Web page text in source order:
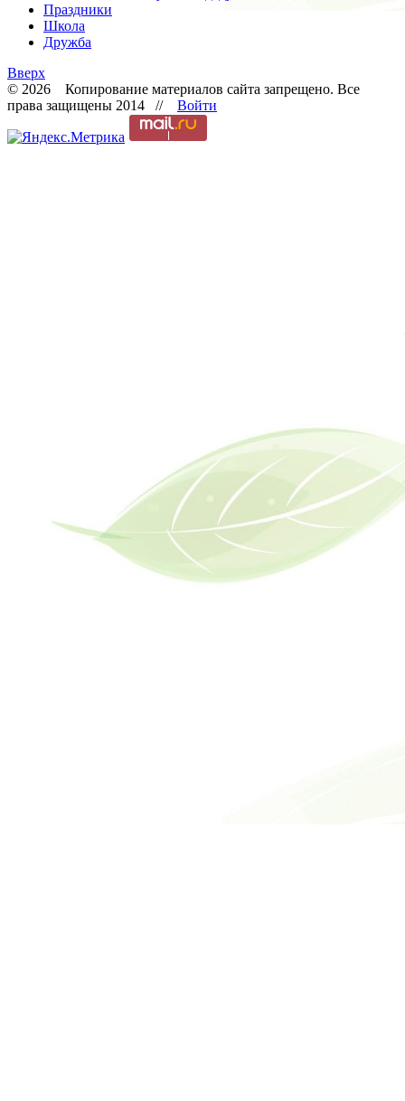
Праздники
Школа
Дружба
Вверх
© 2026 Копирование материалов сайта запрещено. Все
права защищены 2014 // Войти